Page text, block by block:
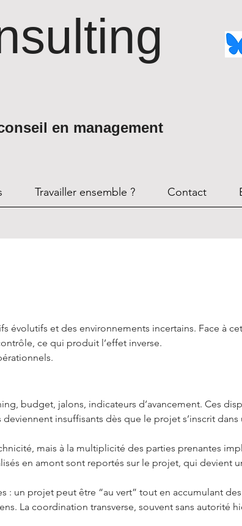
en management
Travailler ensemble ? Contact
évolutifs et des environnements incertains. Face à
ce qui produit l’effet inverse.
budget, jalons, indicateurs d’avancement. Ces
insuffisants dès que le projet s’inscrit dans
mais à la multiplicité des parties prenantes
en amont sont reportés sur le projet, qui devient
: un projet peut être “au vert” tout en accumulant
La coordination transverse, souvent sans autorité